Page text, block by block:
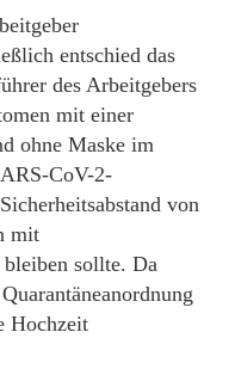
entschied das
des Arbeitgebers
mit einer
ohne Maske im
CoV-2-
von
mit
sollte. Da
Hochzeit